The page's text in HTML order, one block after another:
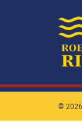
©